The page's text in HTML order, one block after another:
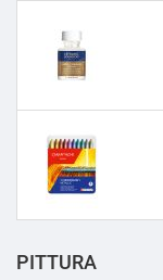
PITTURA